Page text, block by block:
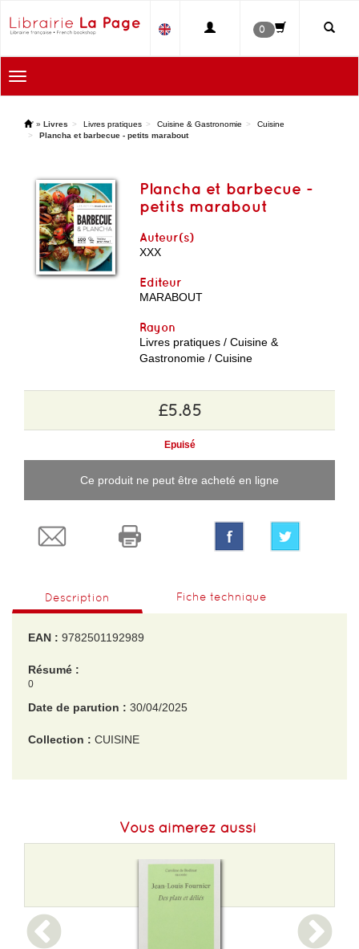
0
Toggle
navigation
' » Livres Livres pratiques Cuisine & Gastronomie
Cuisine
Plancha et barbecue - petits marabout
Plancha et barbecue -
petits marabout
Auteur(s)
XXX
Editeur
MARABOUT
Rayon
Livres pratiques / Cuisine &
Gastronomie / Cuisine
£5.85
Epuisé
Ce produit ne peut être acheté en ligne
Description Fiche technique
EAN : 9782501192989
Résumé :
0
Date de parution : 30/04/2025
Collection : CUISINE
Vous aimerez aussi